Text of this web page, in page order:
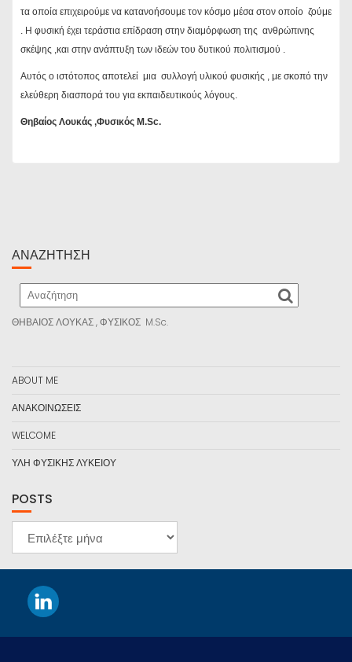
τα οποία επιχειρούμε να κατανοήσουμε τον κόσμο μέσα στον οποίο ζούμε
. Η φυσική έχει τεράστια επίδραση στην διαμόρφωση της ανθρώπινης
σκέψης ,και στην ανάπτυξη των ιδεών του δυτικού πολιτισμού .
Aυτός ο ιστότοπος αποτελεί μια συλλογή υλικού φυσικής , με σκοπό την
ελεύθερη διασπορά του για εκπαιδευτικούς λόγους.
Θηβαίος Λουκάς ,Φυσικός Μ.Sc.
ΑΝΑΖΉΤΗΣΗ
ΘΗΒΑΙΟΣ ΛΟΥΚΑΣ , ΦΥΣΙΚΟΣ M.Sc.
ABOUT ME
ΑΝΑΚΟΙΝΩΣΕΙΣ
WELCOME
ΥΛΗ ΦΥΣΙΚΗΣ ΛΥΚΕΙΟΥ
POSTS